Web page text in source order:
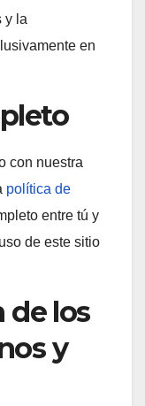
y la
en
con nuestra
política de
entre tú y
de este sitio
de los
y